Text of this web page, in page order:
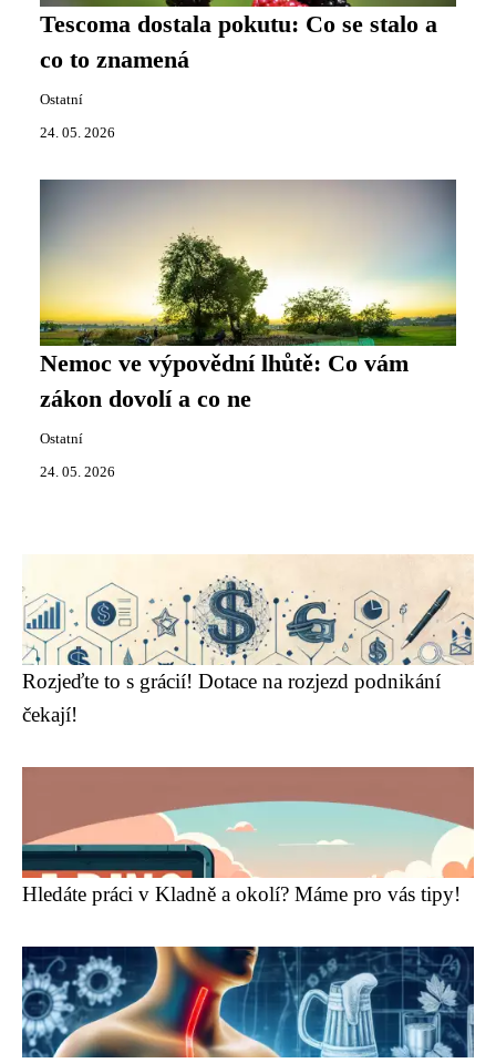
Tescoma dostala pokutu: Co se stalo a
co to znamená
Ostatní
24. 05. 2026
Nemoc ve výpovědní lhůtě: Co vám
zákon dovolí a co ne
Ostatní
24. 05. 2026
Rozjeďte to s grácií! Dotace na rozjezd podnikání
čekají!
Hledáte práci v Kladně a okolí? Máme pro vás tipy!